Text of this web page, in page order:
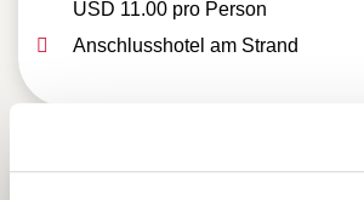
USD 11.00 pro Person
Anschlusshotel am Strand